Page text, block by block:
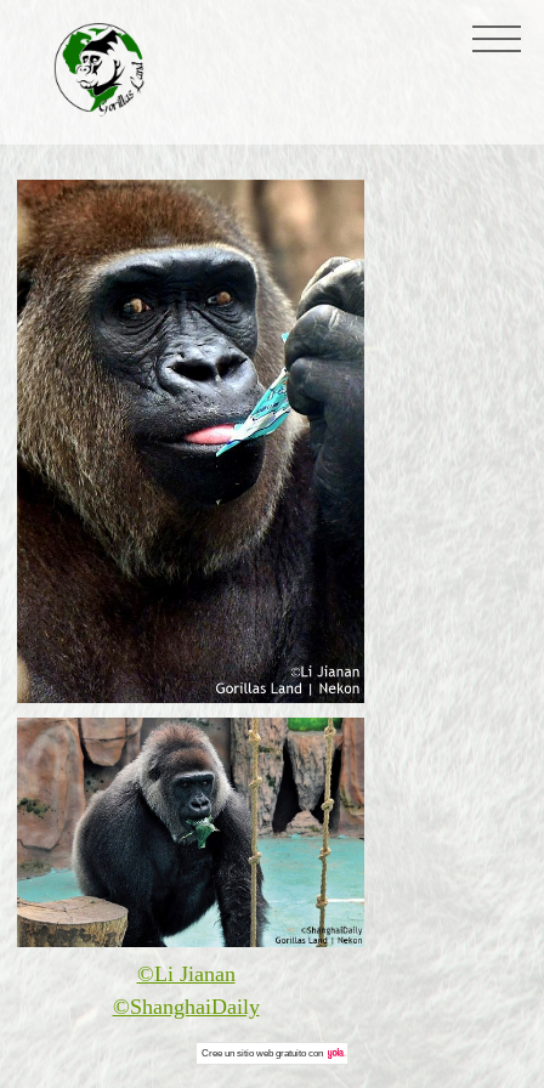
©Li Jianan
©ShanghaiDaily
Cree un sitio web gratuitocon